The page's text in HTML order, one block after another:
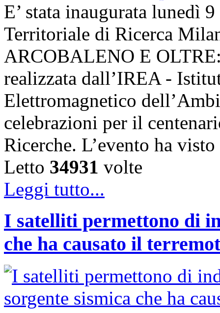
E’ stata inaugurata lunedì
Territoriale di Ricerca
ARCOBALENO E
realizzata dall’IREA -
Elettromagnetico
celebrazioni per il
Ricerche. L’evento ha
Letto 34931 volte
Leggi tutto...
I satelliti permettono di
che ha causato il